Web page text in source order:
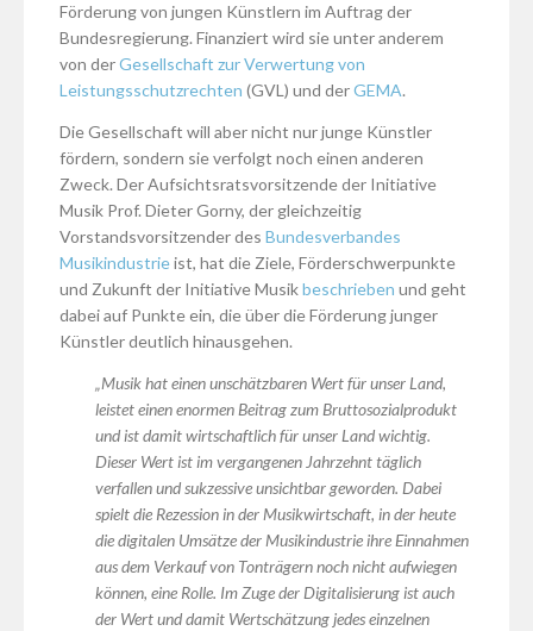
Förderung von jungen Künstlern im Auftrag der
Bundesregierung. Finanziert wird sie unter anderem
von derGesellschaft zur Verwertung von
Leistungsschutzrechten (GVL) und derGEMA.
Die Gesellschaft will aber nicht nur junge Künstler
fördern, sondern sie verfolgt noch einen anderen
Zweck. Der Aufsichtsratsvorsitzende der Initiative
Musik Prof. Dieter Gorny, der gleichzeitig
Vorstandsvorsitzender des Bundesverbandes
Musikindustrieist, hat die Ziele, Förderschwerpunkte
und Zukunft der Initiative Musikbeschrieben und geht
dabei auf Punkte ein, die über die Förderung junger
Künstler deutlich hinausgehen.
„Musik hat einen unschätzbaren Wert für unser Land,
leistet einen enormen Beitrag zum Bruttosozialprodukt
und ist damit wirtschaftlich für unser Land wichtig.
Dieser Wert ist im vergangenen Jahrzehnt täglich
verfallen und sukzessive unsichtbar geworden. Dabei
spielt die Rezession in der Musikwirtschaft, in der heute
die digitalen Umsätze der Musikindustrie ihre Einnahmen
aus dem Verkauf von Tonträgern noch nicht aufwiegen
können, eine Rolle. Im Zuge der Digitalisierung ist auch
der Wert und damit Wertschätzung jedes einzelnen